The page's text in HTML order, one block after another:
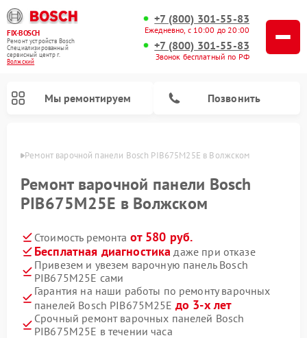
FIX-BOSCH
Ремонт устройств Bosch
Специализированный
cервисный центр г.
Волжский
+7 (800) 301-55-83
Ежедневно, с 10:00 до 20:00
+7 (800) 301-55-83
Звонок бесплатный по РФ
Мы ремонтируем Позвонить
Ремонт варочной панели Bosch PIB675M25E в Волжском
Ремонт варочной панели Bosch
PIB675M25E в Волжском
Стоимость ремонта от 580 руб.
Бесплатная диагностика даже при отказе
Привезем и увезем варочную панель Bosch
PIB675M25E сами
Гарантия на наши работы по ремонту варочных
панелей Bosch PIB675M25E до 3-х лет
Срочный ремонт варочных панелей Bosch
PIB675M25E в течении часа